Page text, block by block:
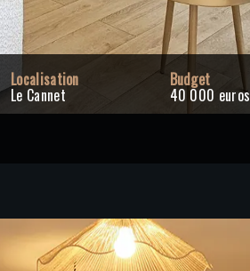
Localisation
Le Cannet
Budget
40 000 euros